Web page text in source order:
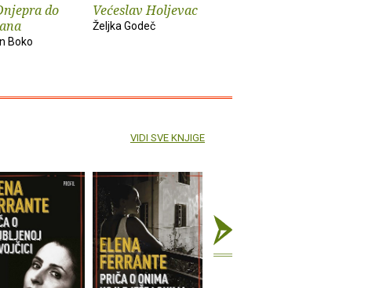
do
Boko
Većeslav Holjevac
Željka Godeč
VIDI SVE KNJIGE